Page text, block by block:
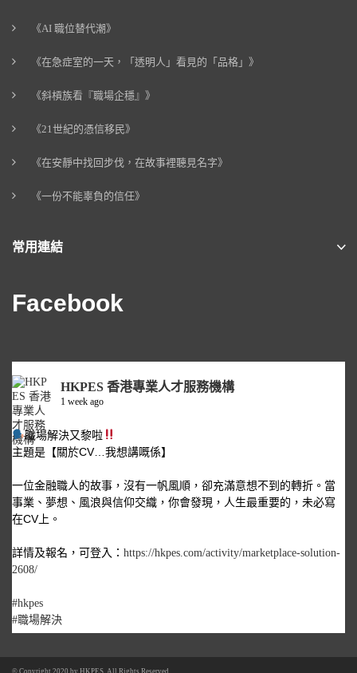
《AI 職位替代潮》
《在急症室的一天，「透明人」看見的「品格」》
《斜槓族看『職場企穩』》
《21世紀的憑信移民》
《在安靜中找回步伐，在故事裡聽見名字》
《一份不能辜負的信任》
常用連結
Facebook
HKPES 香港專業人才服務機構
1 week ago
職場解決又黎啦
主題是【關於CV…我想講嘅係】
一位金融職人的故事，沒有一帆風順，卻充滿意想不到的轉折。當
事業、夢想、風浪與信仰交織，你會發現，人生最重要的，未必寫
在CV上。
詳情及報名，可登入： https://hkpes.com/activity/marketplace-solution-
2608/
#hkpes
#職場解決
© Copyright 2020 by HKPES . All Rights Reserved.